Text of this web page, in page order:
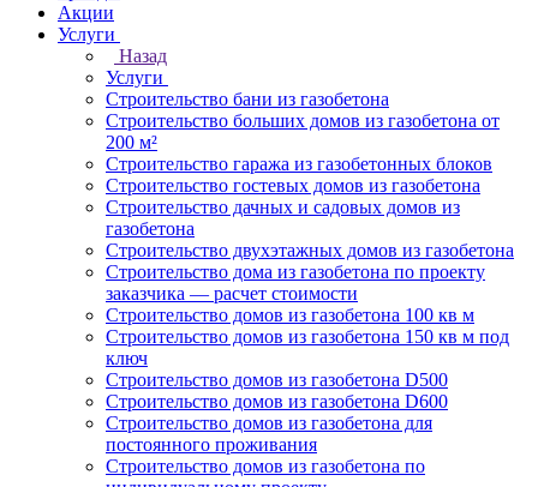
Акции
Услуги
Назад
Услуги
Строительство бани из газобетона
Строительство больших домов из газобетона от
200 м²
Строительство гаража из газобетонных блоков
Строительство гостевых домов из газобетона
Строительство дачных и садовых домов из
газобетона
Строительство двухэтажных домов из газобетона
Строительство дома из газобетона по проекту
заказчика — расчет стоимости
Строительство домов из газобетона 100 кв м
Строительство домов из газобетона 150 кв м под
ключ
Строительство домов из газобетона D500
Строительство домов из газобетона D600
Строительство домов из газобетона для
постоянного проживания
Строительство домов из газобетона по